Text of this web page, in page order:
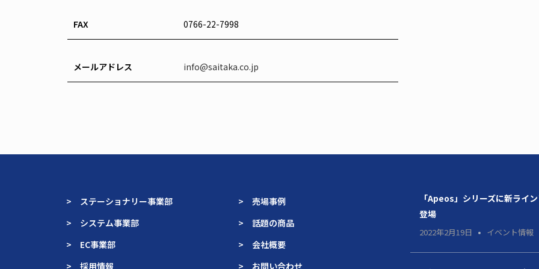
FAX 0766-22-7998
メールアドレス info@saitaka.co.jp
> ステーショナリー事業部
> システム事業部
> EC事業部
> 採用情報
> 売場事例
> 話題の商品
> 会社概要
> お問い合わせ
「Apeos」シリーズに新ライ
登場
2022年2月19日 イベント情報